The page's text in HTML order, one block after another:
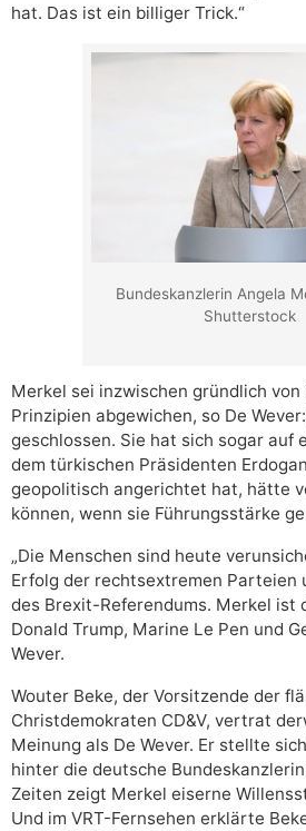
hat. Das ist ein billiger Trick.“
Bundeskanzlerin Angela
Shutterstock
Merkel sei inzwischen gründlich von
Prinzipien abgewichen, so De
geschlossen. Sie hat sich sogar auf
dem türkischen Präsidenten
geopolitisch angerichtet hat, hätte
können, wenn sie Führungsstärke
„Die Menschen sind heute
Erfolg der rechtsextremen Parteien
des Brexit-Referendums. Merkel ist
Donald Trump, Marine Le Pen und
Wever.
Wouter Beke, der Vorsitzende der
Christdemokraten CD&V, vertrat
Meinung als De Wever. Er stellte
hinter die deutsche
Zeiten zeigt Merkel eiserne
Und im VRT-Fernsehen erklärte